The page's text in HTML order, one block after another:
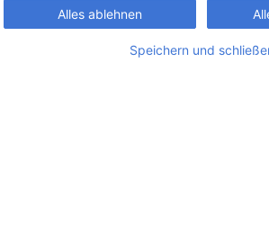
Alles ablehnen
Speichern und